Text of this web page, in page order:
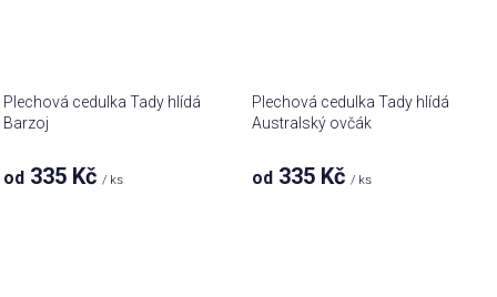
Plechová cedulka Tady hlídá
Barzoj
od 335 Kč / ks
Plechová cedulka Tady hlídá
Australský ovčák
od 335 Kč / ks